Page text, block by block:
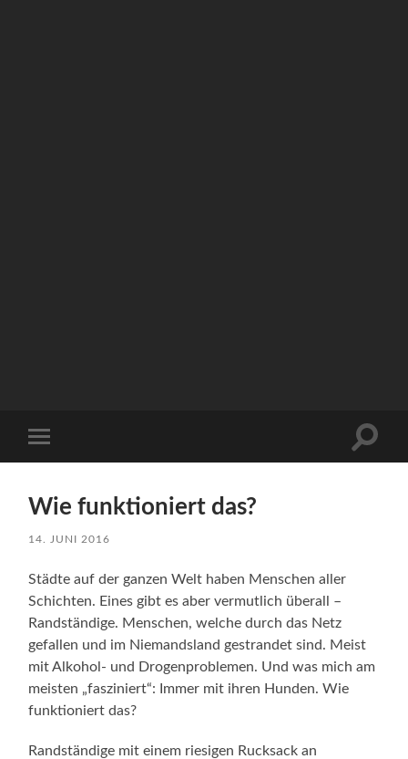
Menü
Wie funktioniert das?
14. JUNI 2016
Städte auf der ganzen Welt haben Menschen aller
Schichten. Eines gibt es aber vermutlich überall –
Randständige. Menschen, welche durch das Netz
gefallen und im Niemandsland gestrandet sind. Meist
mit Alkohol- und Drogenproblemen. Und was mich am
meisten „fasziniert“: Immer mit ihren Hunden. Wie
funktioniert das?
Randständige mit einem riesigen Rucksack an